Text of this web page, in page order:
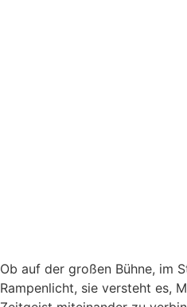
Ob auf der großen Bühne, im
Rampenlicht, sie versteht es,